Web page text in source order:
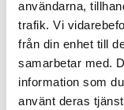
användarna,
trafik. Vi
från din enhet till
samarbetar med.
information som
använt deras
Ge
juridisk
behöver det
Stå emot
personer